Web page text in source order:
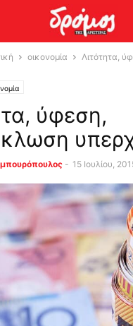
οικονομία
Λιτότητα,
ύφεση,
- 15 Ιουλίου,